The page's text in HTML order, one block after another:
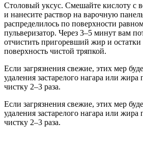
Столовый уксус. Смешайте кислоту с
и нанесите раствор на варочную
распределилось по поверхности
пульверизатор. Через 3–5 минут вам
отчистить пригоревший жир и
поверхность чистой тряпкой.
Если загрязнения свежие, этих мер
удаления застарелого нагара или жира
чистку 2–3 раза.
Если загрязнения свежие, этих мер
удаления застарелого нагара или жира
чистку 2–3 раза.